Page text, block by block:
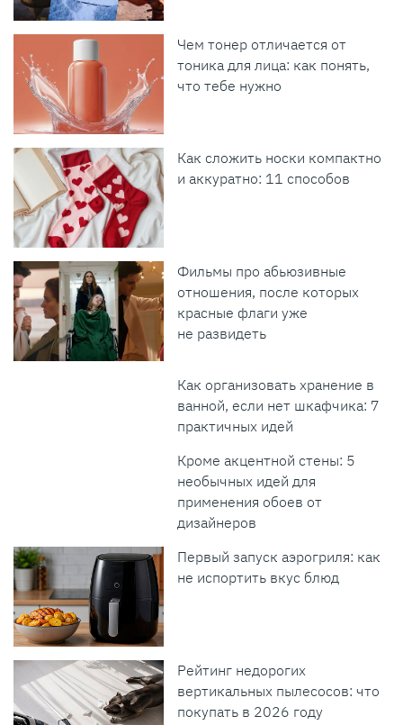
Чем тонер отличается от
тоника для лица: как понять,
что тебе нужно
Как сложить носки компактно
и аккуратно: 11 способов
Фильмы про абьюзивные
отношения, после которых
красные флаги уже
не развидеть
Как организовать хранение в
ванной, если нет шкафчика: 7
практичных идей
Кроме акцентной стены: 5
необычных идей для
применения обоев от
дизайнеров
Первый запуск аэрогриля: как
не испортить вкус блюд
Рейтинг недорогих
вертикальных пылесосов: что
покупать в 2026 году